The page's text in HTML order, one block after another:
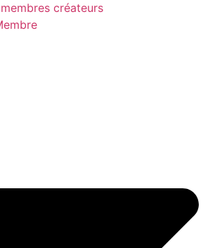
créateurs